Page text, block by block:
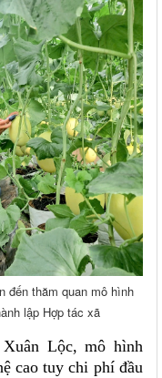
đến thăm quan mô hình
lập Hợp tác xã
Lộc, mô hình
cao tuy chi phí đầu